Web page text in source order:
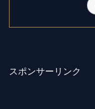
スポンサーリンク